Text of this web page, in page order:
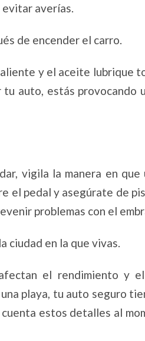
averías.
de encender el carro.
y el aceite lubrique
auto, estás provocando
vigila la manera en que
el pedal y asegúrate de
problemas con el
ciudad en la que vivas.
el rendimiento y
playa, tu auto seguro
estos detalles al